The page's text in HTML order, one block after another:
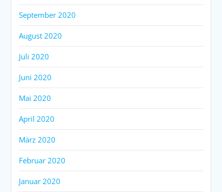
September 2020
August 2020
Juli 2020
Juni 2020
Mai 2020
April 2020
März 2020
Februar 2020
Januar 2020